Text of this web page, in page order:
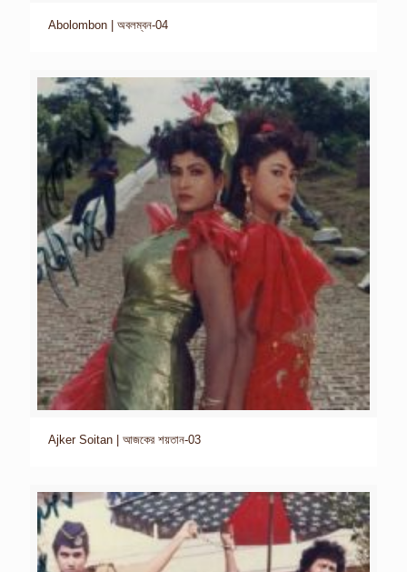
Abolombon | অবলম্বন-04
Ajker Soitan | আজকের শয়তান-03